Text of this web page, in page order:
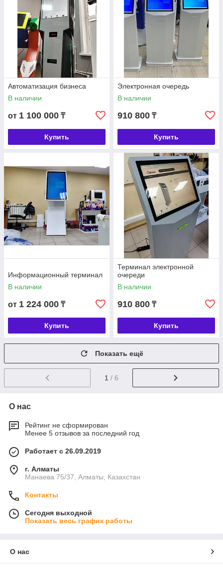
Автоматизация бизнеса
В наличии
от 1 100 000 ₸
Купить
Электронная очередь
В наличии
910 800 ₸
Купить
Информационный терминал
В наличии
от 1 224 000 ₸
Купить
Терминал электронной
очереди
В наличии
910 800 ₸
Купить
Показать ещё
1 / 6
О нас
Рейтинг не сформирован
Менее 5 отзывов за последний год
Работает с 26.09.2019
г. Алматы
Манаева 75/37, Алматы, Казахстан
Контакты
Сегодня выходной
Показать весь график работы
О нас